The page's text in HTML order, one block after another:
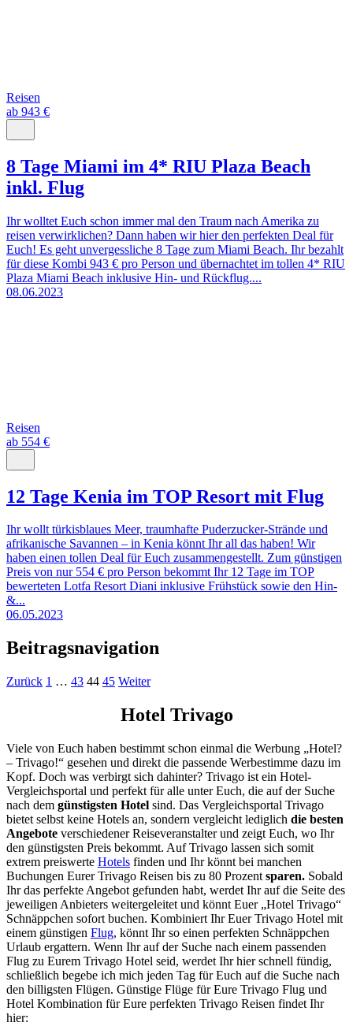
Reisen
ab 943 €
8 Tage Miami im 4* RIU Plaza Beach
inkl. Flug
Ihr wolltet Euch schon immer mal den Traum nach Amerika zu
reisen verwirklichen? Dann haben wir hier den perfekten Deal für
Euch! Es geht unvergessliche 8 Tage zum Miami Beach. Ihr bezahlt
für diese Kombi 943 € pro Person und übernachtet im tollen 4* RIU
Plaza Miami Beach inklusive Hin- und Rückflug....
08.06.2023
Reisen
ab 554 €
12 Tage Kenia im TOP Resort mit Flug
Ihr wollt türkisblaues Meer, traumhafte Puderzucker-Strände und
afrikanische Savannen – in Kenia könnt Ihr all das haben! Wir
haben einen tollen Deal für Euch zusammengestellt. Zum günstigen
Preis von nur 554 € pro Person bekommt Ihr 12 Tage im TOP
bewerteten Lotfa Resort Diani inklusive Frühstück sowie den Hin-
&...
06.05.2023
Beitragsnavigation
Zurück 1 … 43 44 45 Weiter
Hotel Trivago
Viele von Euch haben bestimmt schon einmal die Werbung „Hotel?
– Trivago!“ gesehen und direkt die passende Werbestimme dazu im
Kopf. Doch was verbirgt sich dahinter? Trivago ist ein Hotel-
Vergleichsportal und perfekt für alle unter Euch, die auf der Suche
nach dem günstigsten Hotel sind. Das Vergleichsportal Trivago
bietet selbst keine Hotels an, sondern vergleicht lediglich die besten
Angebote verschiedener Reiseveranstalter und zeigt Euch, wo Ihr
den günstigsten Preis bekommt. Auf Trivago lassen sich somit
extrem preiswerte Hotels finden und Ihr könnt bei manchen
Buchungen Eurer Trivago Reisen bis zu 80 Prozent sparen. Sobald
Ihr das perfekte Angebot gefunden habt, werdet Ihr auf die Seite des
jeweiligen Anbieters weitergeleitet und könnt Euer „Hotel Trivago“
Schnäppchen sofort buchen. Kombiniert Ihr Euer Trivago Hotel mit
einem günstigen Flug, könnt Ihr so einen perfekten Schnäppchen
Urlaub ergattern. Wenn Ihr auf der Suche nach einem passenden
Flug zu Eurem Trivago Hotel seid, werdet Ihr hier schnell fündig,
schließlich begebe ich mich jeden Tag für Euch auf die Suche nach
den billigsten Flügen. Günstige Flüge für Eure Trivago Flug und
Hotel Kombination für Eure perfekten Trivago Reisen findet Ihr
hier: